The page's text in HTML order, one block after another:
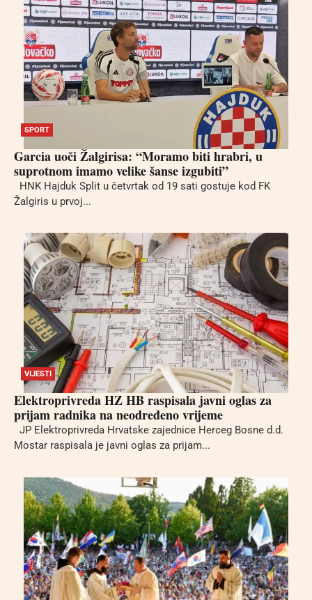
SPORT
Garcia uoči Žalgirisa: “Moramo biti hrabri, u
suprotnom imamo velike šanse izgubiti”
HNK Hajduk Split u četvrtak od 19 sati gostuje kod FK
Žalgiris u prvoj...
VIJESTI
Elektroprivreda HZ HB raspisala javni oglas za
prijam radnika na neodređeno vrijeme
JP Elektroprivreda Hrvatske zajednice Herceg Bosne d.d.
Mostar raspisala je javni oglas za prijam...